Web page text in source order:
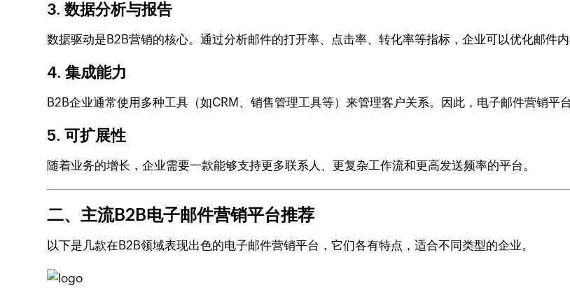
3. 数据分析与报告
数据驱动是B2B营销的核心。通过分析邮件的打开率、点击率、转化率等指标，企业可以优化邮件内
4. 集成能力
B2B企业通常使用多种工具（如CRM、销售管理工具等）来管理客户关系。因此，电子邮件营销平
5. 可扩展性
随着业务的增长，企业需要一款能够支持更多联系人、更复杂工作流和更高发送频率的平台。
二、主流B2B电子邮件营销平台推荐
以下是几款在B2B领域表现出色的电子邮件营销平台，它们各有特点，适合不同类型的企业。